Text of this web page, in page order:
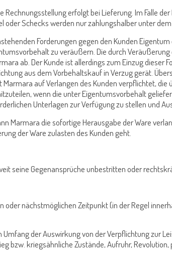
Rechnungsstellung erfolgt bei Lieferung. Im Falle
Schecks werden nur zahlungshalber unter
Forderungen gegen den Kunden
zu veräußern. Die durch
ab. Der Kunde ist allerdings zum Einzug
aus dem Vorbehaltskauf in Verzug gerät.
auf Verlangen des Kunden verpflichtet,
wenn die unter Eigentumsvorbehalt
Unterlagen zur Verfügung zu stellen und
Marmara die sofortige Herausgabe der Ware
der Ware zulasten des Kunden geht.
seine Gegenansprüche unbestritten oder
oder nächstmöglichen Zeitpunkt (in der Regel
der Auswirkung von der Verpflichtung zur
bzw. kriegsähnliche Zustände, Aufruhr,